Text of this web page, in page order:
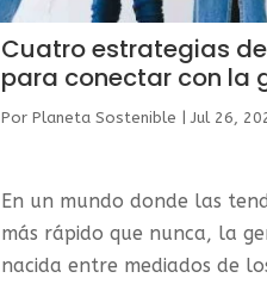
Cuatro estrategias
para conectar con la
en este 2024
PorPlaneta Sostenible |Jul 26,
En un mundo donde las
más rápido que nunca, la
nacida entre mediados de